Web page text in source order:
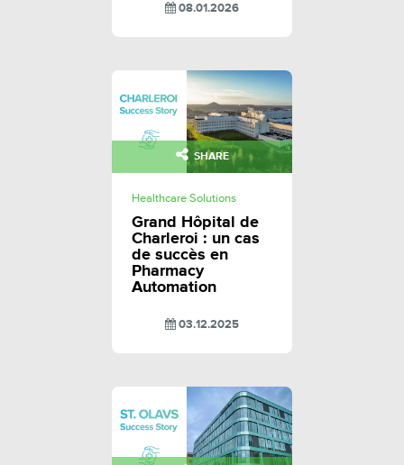
08.01.2026
SHARE
Healthcare Solutions
Grand Hôpital de
Charleroi : un cas
de succès en
Pharmacy
Automation
03.12.2025